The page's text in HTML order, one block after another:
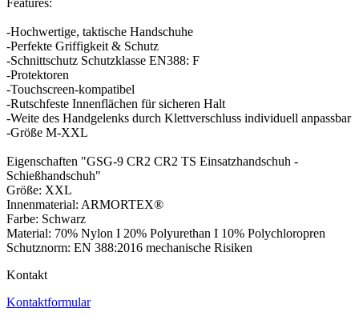
-Hochwertige, taktische Handschuhe
-Perfekte Griffigkeit & Schutz
-Schnittschutz Schutzklasse EN388: F
-Protektoren
-Touchscreen-kompatibel
-Rutschfeste Innenflächen für sicheren Halt
-Weite des Handgelenks durch Klettverschluss individuell anpassbar
-Größe M-XXL
Eigenschaften "GSG-9 CR2 CR2 TS Einsatzhandschuh -
Schießhandschuh"
Größe: XXL
Innenmaterial: ARMORTEX®
Farbe: Schwarz
Material: 70% Nylon I 20% Polyurethan I 10% Polychloropren
Schutznorm: EN 388:2016 mechanische Risiken
Kontakt
Kontaktformular